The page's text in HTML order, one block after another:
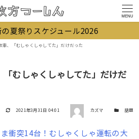
MENU
夏祭りスケジュール2026
車、「むしゃくしゃしてた」だけだった
むしゃくしゃしてた」だけだ
更新日
2021年3月31日 04:01 著者 カズマ カテゴリー
話題
衝突14台！むしゃくしゃ運転の大